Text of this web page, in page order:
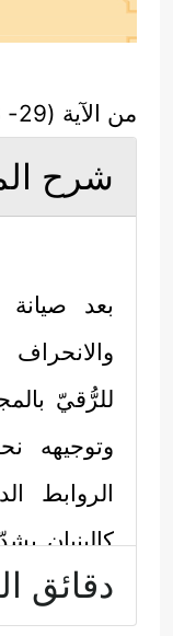
من الآية (29- 43)
شرح
بعد
والانحراف
للرُّقيّ
وتوجيهه
الروابط
كالبنيان
بعضًا، وأوَّل
دقائق